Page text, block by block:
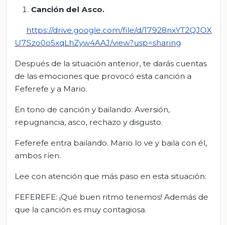
Canción del Asco.
https://drive.google.com/file/d/17928nxYT2QJOX
U7Szo0o5xqLhZyw4AAJ/view?usp=sharing
Después de la situación anterior, te darás cuentas
de las emociones que provocó esta canción a
Feferefe y a Mario.
En tono de canción y bailando: Aversión,
repugnancia, asco, rechazo y disgusto.
Feferefe entra bailando. Mario lo ve y baila con él,
ambos ríen.
Lee con atención que más paso en esta situación:
FEFEREFE: ¡Qué buen ritmo tenemos! Además de
que la canción es muy contagiosa.